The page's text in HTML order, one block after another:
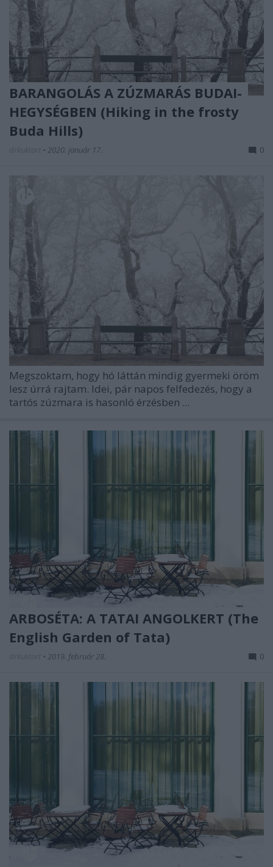
BARANGOLÁS A ZÚZMARÁS BUDAI-
HEGYSÉGBEN (Hiking in the frosty
Buda Hills)
• 2020. január 17. 0
Megszoktam, hogy hó láttán mindig gyermeki öröm
lesz úrrá rajtam. Idei, pár napos felfedezés, hogy a
tartós zúzmara is hasonló érzésben ...
ARBOSÉTA: A TATAI ANGOLKERT (The
English Garden of Tata)
• 2019. február 28. 0